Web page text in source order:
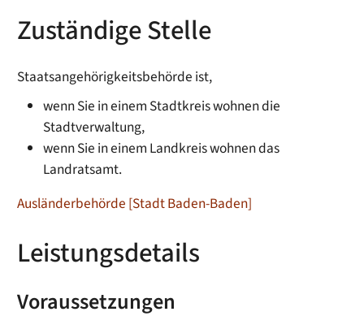
Zuständige Stelle
Staatsangehörigkeitsbehörde ist,
wenn Sie in einem Stadtkreis wohnen die
Stadtverwaltung,
wenn Sie in einem Landkreis wohnen das
Landratsamt.
Ausländerbehörde [Stadt Baden-Baden]
Leistungsdetails
Voraussetzungen